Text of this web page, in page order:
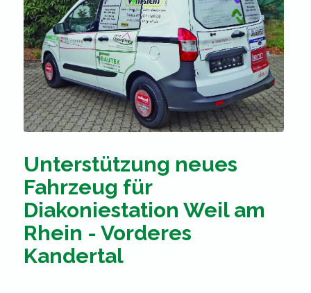
Unterstützung neues
Fahrzeug für
Diakoniestation Weil am
Rhein - Vorderes
Kandertal